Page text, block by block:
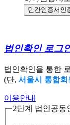
민간인증서 인
법인확인 로그
법인확인을 통한
(단, 서울시 통합회
이용안내
2단계 법인공동